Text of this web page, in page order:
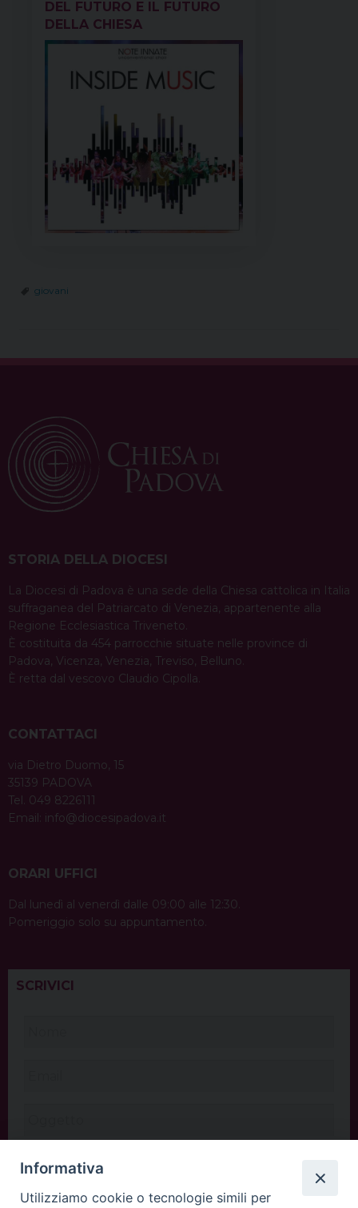
DEL FUTURO E IL FUTURO
DELLA CHIESA
giovani
STORIA DELLA DIOCESI
La Diocesi di Padova è una sede della Chiesa cattolica in Italia
suffraganea del Patriarcato di Venezia, appartenente alla
Regione Ecclesiastica Triveneto.
È costituita da 454 parrocchie situate nelle province di
Padova, Vicenza, Venezia, Treviso, Belluno.
È retta dal vescovo Claudio Cipolla.
CONTATTACI
via Dietro Duomo, 15
35139 PADOVA
Tel. 049 8226111
Email: info@diocesipadova.it
ORARI UFFICI
Dal lunedì al venerdì dalle 09:00 alle 12:30.
Pomeriggio solo su appuntamento.
SCRIVICI
Informativa
Utilizziamo cookie o tecnologie simili per